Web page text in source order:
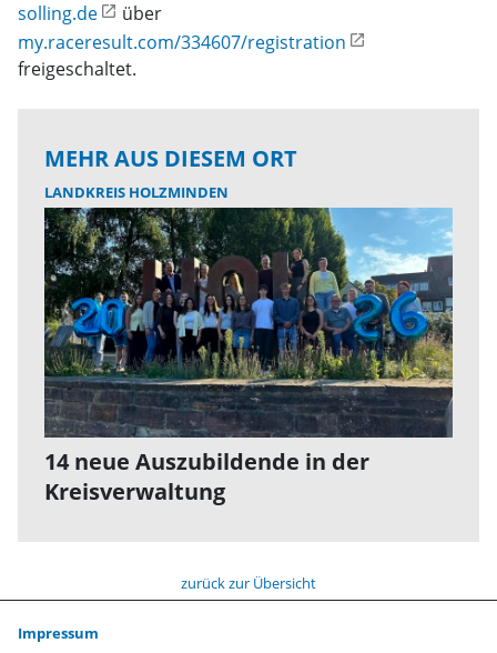
solling.de
über
my.raceresult.com/334607/registration
freigeschaltet.
MEHR AUS DIESEM ORT
LANDKREIS HOLZMINDEN
14 neue Auszubildende in der
Kreisverwaltung
zurück zur Übersicht
Impressum